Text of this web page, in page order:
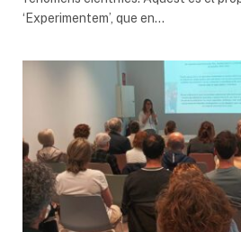
‘Experimentem’, que en…